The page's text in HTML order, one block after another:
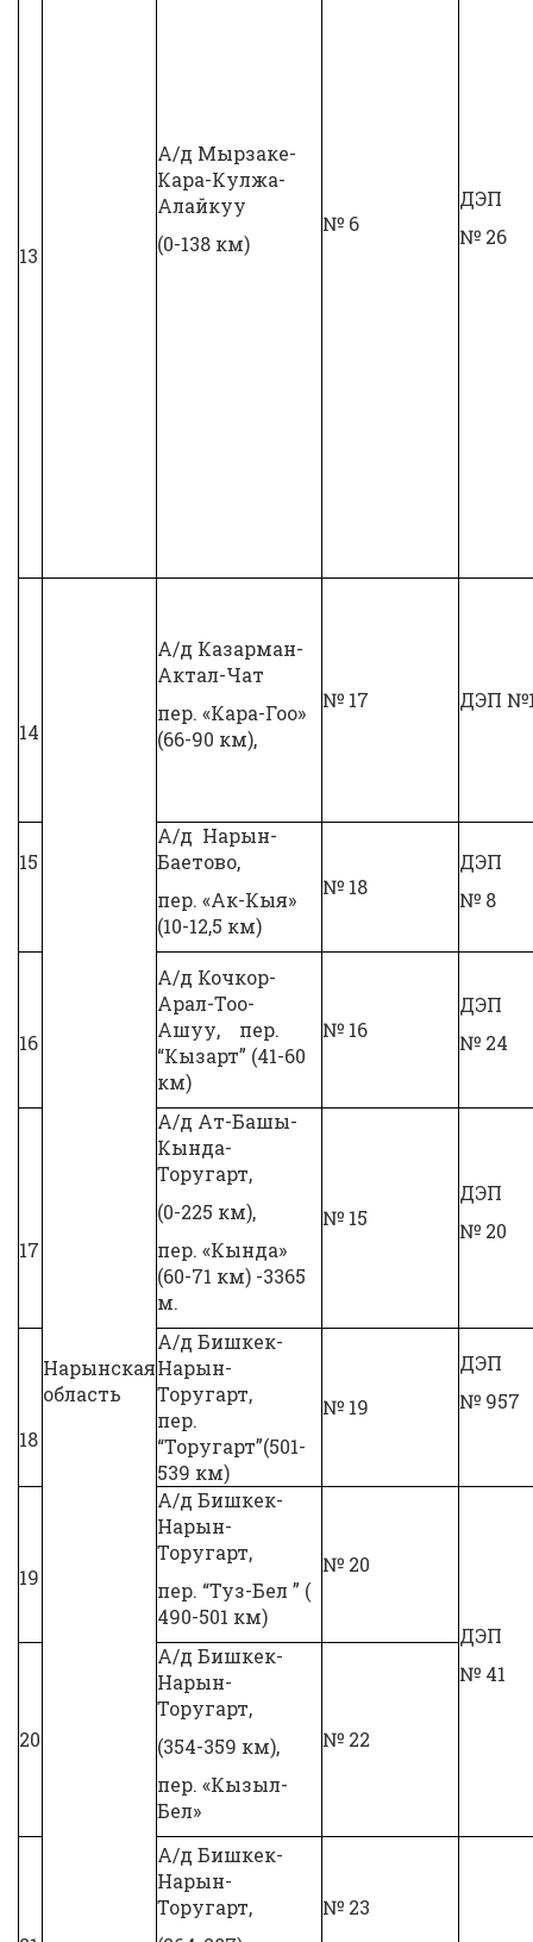
13
А/д Мырзаке-
Кара-Кулжа-
Алайкуу
(0-138 км)
№ 6
ДЭП
№ 26
14
Нарынская
область
А/д Казарман-
Актал-Чат
пер. «Кара-Гоо»
(66-90 км),
№ 17 ДЭП
15
А/д Нарын-
Баетово,
пер. «Ак-Кыя»
(10-12,5 км)
№ 18
ДЭП
№ 8
16
А/д Кочкор-
Арал-Тоо-
Ашуу, пер.
“Кызарт” (41-60
км)
№ 16
ДЭП
№ 24
17
А/д Ат-Башы-
Кында-
Торугарт,
(0-225 км),
пер. «Кында»
(60-71 км) -3365
м.
№ 15
ДЭП
№ 20
18
А/д Бишкек-
Нарын-
Торугарт,
пер.
“Торугарт”(501-
539 км)
№ 19
ДЭП
№ 957
19
А/д Бишкек-
Нарын-
Торугарт,
пер. “Туз-Бел ” (
490-501 км)
№ 20
ДЭП
№ 41
20
А/д Бишкек-
Нарын-
Торугарт,
(354-359 км),
пер. «Кызыл-
Бел»
№ 22
А/д Бишкек-
Нарын-
Торугарт,
№ 23